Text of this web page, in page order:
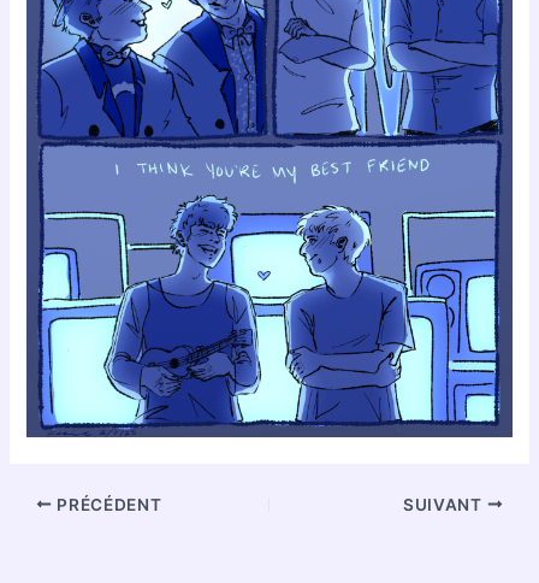
PRÉCÉDENT SUIVANT